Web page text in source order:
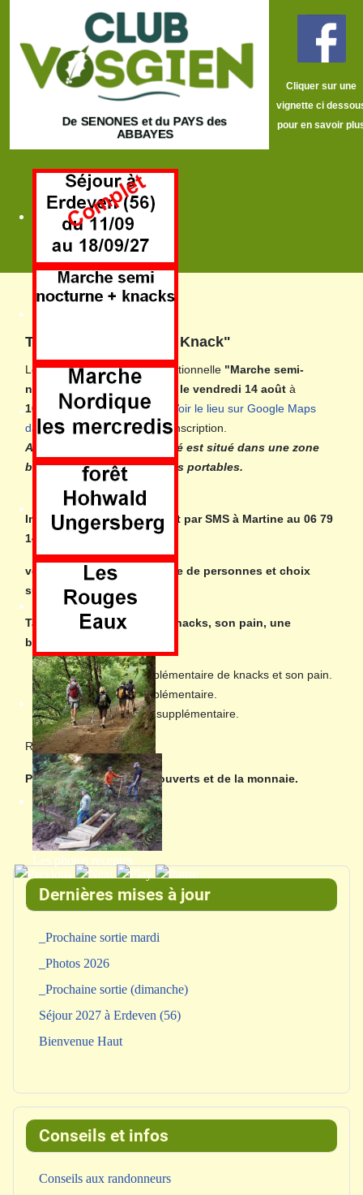
Cliquer sur une
vignette ci
pour en savoir
Ven 14 août
Dim. 23 août
Mardi 11 août
Programme annuel
Les photos récentes
Traditionnelle " Soirée Knack"
Le CVS vous propose sa traditionnelle "Marche semi-
nocturne et soirée Knacks" le vendredi 14 août à
16h30aurefuge de Prayé
Voir le lieu sur Google Maps
dans un nouvel onglet) , sur inscription.
Attention, le refuge de Prayé est situé dans une zone
blanche pour les téléphones portables.
Inscriptionavant le 1er août par SMS à Martine au 06 79
14 11 04 en indiquant:
vos noms, prénoms, nombre de personnes et choix
supplémentaires désirés.
Tarif 10 euros: la paire de knacks, son pain, une
boisson et un dessert
4 euros la paire supplémentaire de knacks et son pain.
2 euros la bière supplémentaire.
1 euro le jus de fruit supplémentaire.
Règlement sur place.
Pensez à apporter vos couverts et de la monnaie.
Dernières mises à jour
_Prochaine sortie mardi
_Photos 2026
_Prochaine sortie (dimanche)
Séjour 2027 à Erdeven (56)
Bienvenue Haut
Conseils et infos
Conseils aux randonneurs